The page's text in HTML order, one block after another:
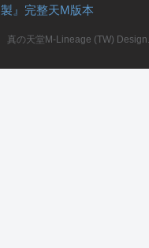
製』完整天M版本
真の天堂M-Lineage (TW)